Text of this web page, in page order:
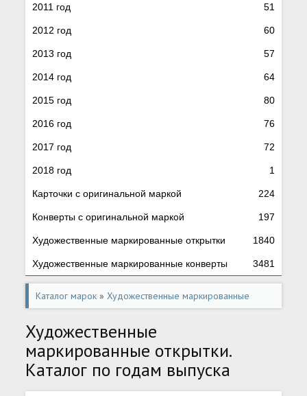
2011 год 51
2012 год 60
2013 год 57
2014 год 64
2015 год 80
2016 год 76
2017 год 72
2018 год 1
Карточки с оригинальной маркой 224
Конверты с оригинальной маркой 197
Художественные маркированные открытки 1840
Художественные маркированные конверты 3481
Каталог марок »Художественные маркированные
Художественные
маркированные открытки.
Каталог по годам выпуска